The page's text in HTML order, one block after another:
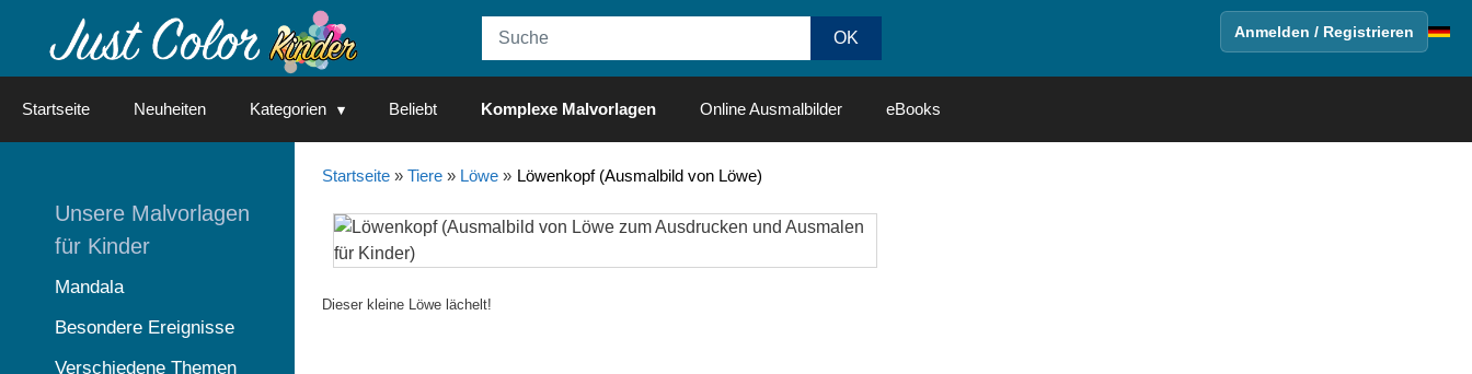
Anmelden / Registrieren
Startseite Neuheiten Kategorien Beliebt Komplexe Malvorlagen Online Ausmalbilder eBooks
Startseite» Tiere» Löwe» Löwenkopf (Ausmalbild von Löwe)
Dieser kleine Löwe lächelt!
Unsere Malvorlagen
für Kinder
Mandala
Besondere Ereignisse
Verschiedene Themen